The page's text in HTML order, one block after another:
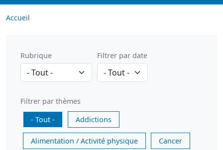
Accueil
Rubrique Filtrer par date
Filtrer par thèmes
- Tout -
Addictions
Alimentation / Activité physique Cancer